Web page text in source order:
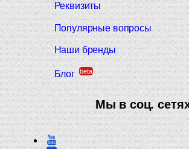
Реквизиты
Популярные вопросы
Наши бренды
Блог beta
Мы в соц.